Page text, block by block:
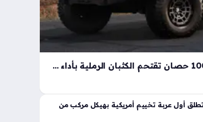
شيلبي باجا رابتور آر بقوة 1000 حصان تقتحم الكثبان الرملية بأداء خارق
إذ ارتقت بهذه الفئة إلى مستويات غير مسبوقة
أول عربة تخييم أمريكية بهيكل مركب من